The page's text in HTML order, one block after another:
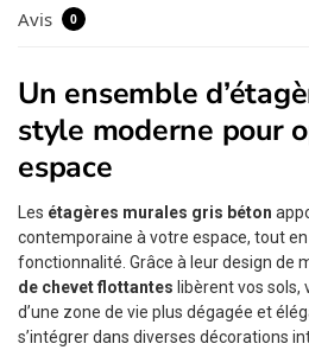
Avis 0
Un ensemble
style moderne pour
espace
Les étagères murales gris béton
contemporaine à votre espace, tout
fonctionnalité. Grâce à leur design de
de chevet flottantes libèrent vos
d’une zone de vie plus dégagée et
s’intégrer dans diverses décorations